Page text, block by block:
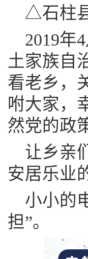
△石柱
2019年
土家族自
看老乡，
咐大家，
然党的政
让乡亲
安居乐业
小小的
担”。